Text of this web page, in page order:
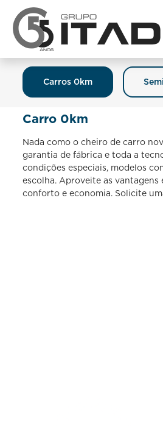
Carros 0km
Carro 0km
Nada como o cheiro de carro
garantia de fábrica e toda a
condições especiais, modelos
escolha. Aproveite as vantagens
conforto e economia. Solicite